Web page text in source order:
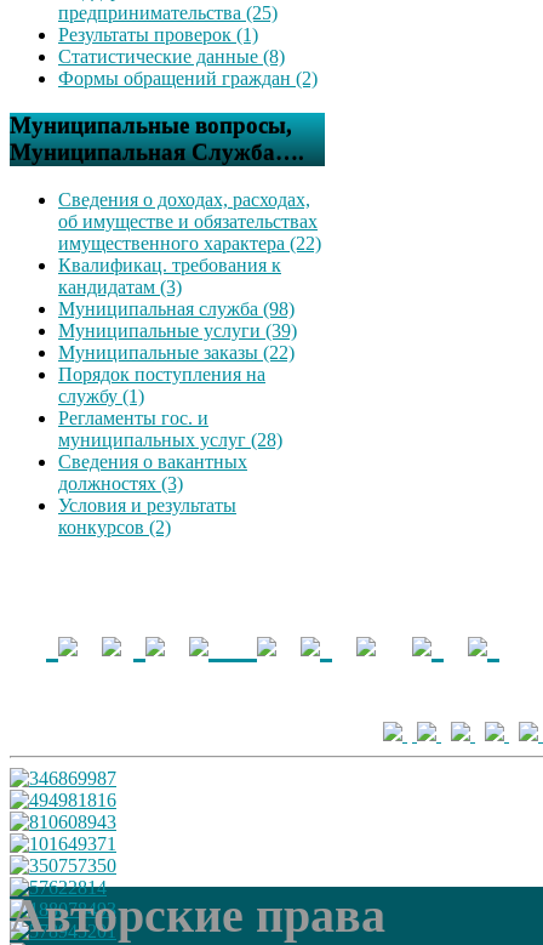
предпринимательства (25)
Результаты проверок (1)
Статистические данные (8)
Формы обращений граждан (2)
Муниципальные вопросы,
Муниципальная Служба….
Сведения о доходах, расходах,
об имуществе и обязательствах
имущественного характера (22)
Квалификац. требования к
кандидатам (3)
Муниципальная служба (98)
Муниципальные услуги (39)
Муниципальные заказы (22)
Порядок поступления на
службу (1)
Регламенты гос. и
муниципальных услуг (28)
Сведения о вакантных
должностях (3)
Условия и результаты
конкурсов (2)
Авторские права